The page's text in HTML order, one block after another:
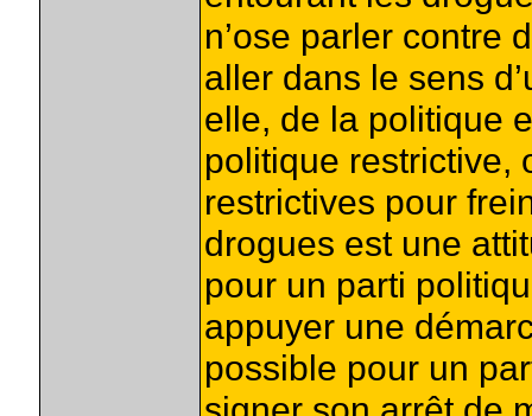
n’ose parler contre
aller dans le sens
elle, de la politique
politique restrictive,
restrictives pour
drogues est une
pour un parti
appuyer une
possible pour un